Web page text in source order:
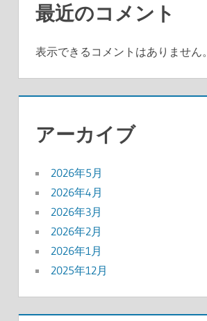
最近のコメント
表示できるコメントはありません。
アーカイブ
2026年5月
2026年4月
2026年3月
2026年2月
2026年1月
2025年12月